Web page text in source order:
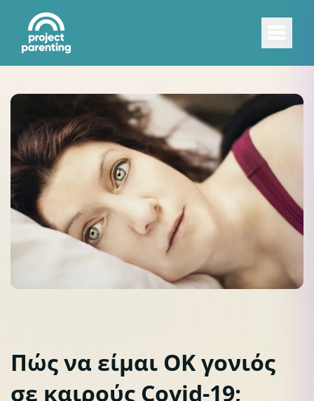
Αυτοφροντίδα & Αυτοβελτίωση Σωματική & Ψυχική Υγεία
Πώς να είμαι ΟΚ γονιός
σε καιρούς Covid-19;